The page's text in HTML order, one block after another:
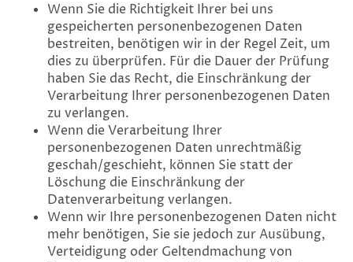
Wenn Sie die Richtigkeit Ihrer bei uns
gespeicherten personenbezogenen Daten
bestreiten, benötigen wir in der Regel Zeit, um
dies zu überprüfen. Für die Dauer der Prüfung
haben Sie das Recht, die Einschränkung der
Verarbeitung Ihrer personenbezogenen Daten
zu verlangen.
Wenn die Verarbeitung Ihrer
personenbezogenen Daten unrechtmäßig
geschah/geschieht, können Sie statt der
Löschung die Einschränkung der
Datenverarbeitung verlangen.
Wenn wir Ihre personenbezogenen Daten nicht
mehr benötigen, Sie sie jedoch zur Ausübung,
Verteidigung oder Geltendmachung von